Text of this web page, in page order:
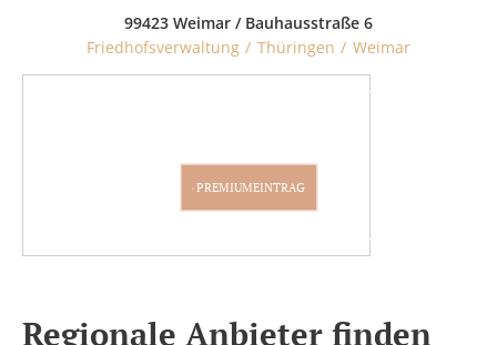
99423 Weimar / Bauhausstraße 6
Friedhofsverwaltung
Thüringen Weimar
PARTNER WERDEN
PREMIUMEINTRAG
Regionale Anbieter finden